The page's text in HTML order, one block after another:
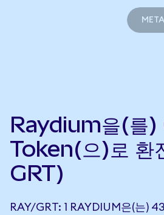
Raydium을(를)
Token(으)로 환
GRT)
RAY/GRT: 1 RAYDIUM은(는)